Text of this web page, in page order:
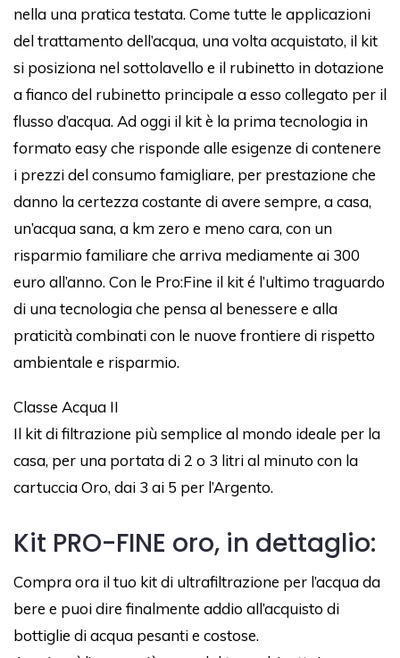
nella una pratica testata. Come tutte le applicazioni
del trattamento dell’acqua, una volta acquistato, il kit
si posiziona nel sottolavello e il rubinetto in dotazione
a fianco del rubinetto principale a esso collegato per il
flusso d’acqua. Ad oggi il kit è la prima tecnologia in
formato easy che risponde alle esigenze di contenere
i prezzi del consumo famigliare, per prestazione che
danno la certezza costante di avere sempre, a casa,
un’acqua sana, a km zero e meno cara, con un
risparmio familiare che arriva mediamente ai 300
euro all’anno. Con le Pro:Fine il kit é l’ultimo traguardo
di una tecnologia che pensa al benessere e alla
praticità combinati con le nuove frontiere di rispetto
ambientale e risparmio.
Classe Acqua II
Il kit di filtrazione più semplice al mondo ideale per la
casa, per una portata di 2 o 3 litri al minuto con la
cartuccia Oro, dai 3 ai 5 per l’Argento.
Kit PRO-FINE oro, in dettaglio:
Compra ora il tuo kit di ultrafiltrazione per l’acqua da
bere e puoi dire finalmente addio all’acquisto di
bottiglie di acqua pesanti e costose.